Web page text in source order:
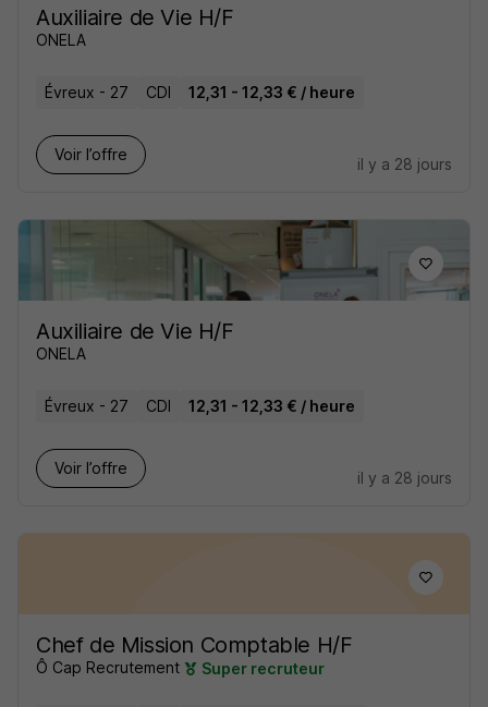
Auxiliaire de Vie H/F
ONELA
Évreux - 27 CDI 12,31 - 12,33 € / heure
Voir l’offre
il y a 28 jours
Auxiliaire de Vie H/F
ONELA
Évreux - 27 CDI 12,31 - 12,33 € / heure
Voir l’offre
il y a 28 jours
Chef de Mission Comptable H/F
Ô Cap Recrutement Super recruteur